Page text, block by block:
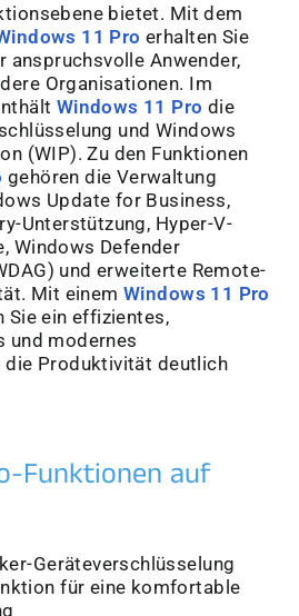
bietet. Mit dem
11 Pro erhalten Sie
anspruchsvolle Anwender,
Organisationen. Im
Windows 11 Pro die
und Windows
(WIP). Zu den Funktionen
gehören die Verwaltung
Update for Business,
Unterstützung, Hyper-V-
Windows Defender
und erweiterte Remote-
Mit einemWindows 11 Pro
Sie ein effizientes,
und modernes
die Produktivität deutlich
Funktionen auf
Geräteverschlüsselung
für eine komfortable